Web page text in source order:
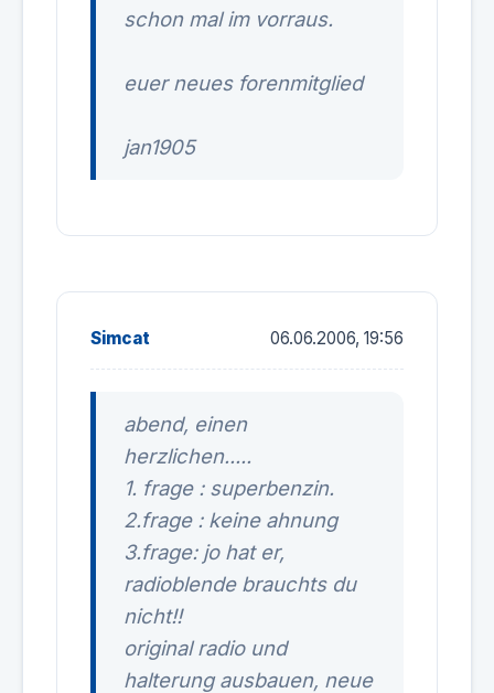
schon mal im vorraus.
euer neues forenmitglied
jan1905
Simcat 06.06.2006, 19:56
abend, einen
herzlichen.....
1. frage : superbenzin.
2.frage : keine ahnung
3.frage: jo hat er,
radioblende brauchts du
nicht!!
original radio und
halterung ausbauen, neue